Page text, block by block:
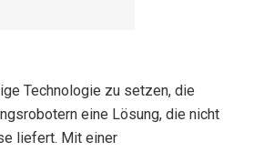
Technologie zu setzen, die
eine Lösung, die nicht
liefert. Mit einer